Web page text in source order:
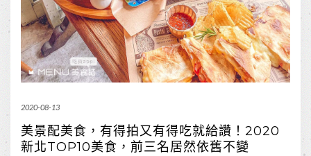
2020-08-13
美景配美食，有得拍又有得吃就給讚！2020
新北TOP10美食，前三名居然依舊不變